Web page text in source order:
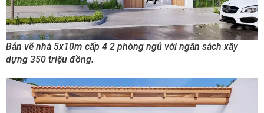
Bản vẽ nhà 5x10m cấp 4 2 phòng ngủ với ngân sách xây
dựng 350 triệu đồng.